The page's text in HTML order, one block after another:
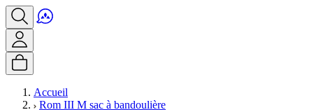
Accueil
Rom III M sac à bandoulière